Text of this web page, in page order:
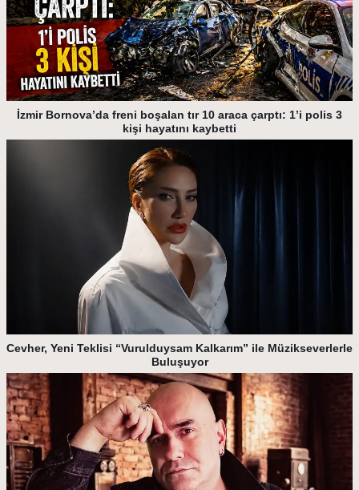
İzmir Bornova’da freni boşalan tır 10 araca çarptı: 1’i polis 3
kişi hayatını kaybetti
Cevher, Yeni Teklisi “Vurulduysam Kalkarım” ile Müzikseverlerle
Buluşuyor